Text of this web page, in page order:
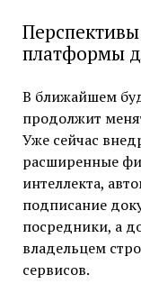
платформы
В ближайшем
продолжит
Уже сейчас
расширенные
интеллекта,
подписание
посредники, а
владельцем
сервисов.